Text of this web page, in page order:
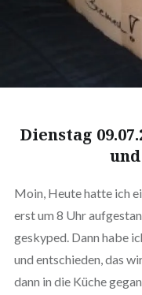
Dienstag
Moin, Heute hatte ich
erst um 8 Uhr
geskyped. Dann habe
und entschieden, das
dann in die Küche